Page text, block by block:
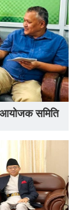
आयोजक समिति